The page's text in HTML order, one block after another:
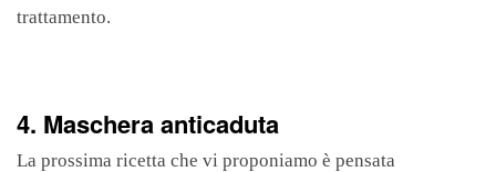
trattamento.
4. Maschera anticaduta
La prossima ricetta che vi proponiamo è pensata